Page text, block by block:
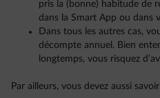
pris la (bonne) habitude de
dans la Smart App ou dans
Dans tous les autres cas,
décompte annuel. Bien
longtemps, vous risquez
Par ailleurs, vous devez aussi